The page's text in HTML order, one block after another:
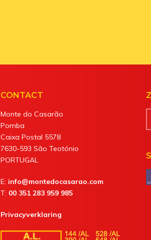
CONTACT
Monte do Casarão
Pomba
Caixa Postal 5578
7630-593 São Teotónio
PORTUGAL
E: info@montedocasarao.com
T: 00 351 283 959 985
Privacyverklaring